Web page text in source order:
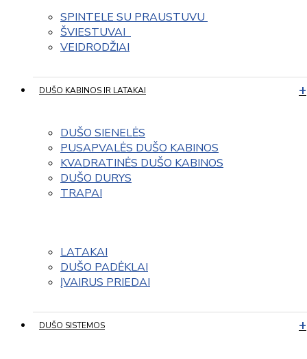
SPINTELE SU PRAUSTUVU
ŠVIESTUVAI
VEIDRODŽIAI
DUŠO KABINOS IR LATAKAI
DUŠO SIENELĖS
PUSAPVALĖS DUŠO KABINOS
KVADRATINĖS DUŠO KABINOS
DUŠO DURYS
TRAPAI
LATAKAI
DUŠO PADĖKLAI
ĮVAIRUS PRIEDAI
DUŠO SISTEMOS